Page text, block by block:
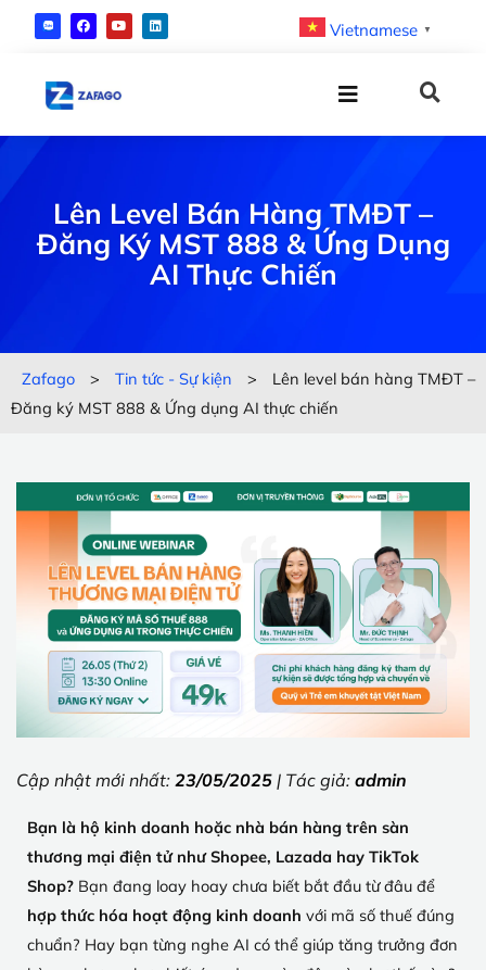
Vietnamese ▼
Lên Level Bán Hàng TMĐT –
Đăng Ký MST 888 & Ứng Dụng
AI Thực Chiến
Zafago > Tin tức - Sự kiện >
Lên level bán hàng TMĐT –
Đăng ký MST 888 & Ứng dụng AI thực chiến
Cập nhật mới nhất: 23/05/2025 | Tác giả: admin
Bạn là hộ kinh doanh hoặc nhà bán hàng trên sàn
thương mại điện tử như Shopee, Lazada hay TikTok
Shop? Bạn đang loay hoay chưa biết bắt đầu từ đâu để
hợp thức hóa hoạt động kinh doanh với mã số thuế đúng
chuẩn? Hay bạn từng nghe AI có thể giúp tăng trưởng đơn